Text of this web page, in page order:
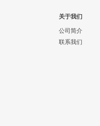
关于我们
公司简介
联系我们